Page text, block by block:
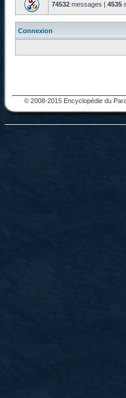
74532 messages | 4535
Connexion
© 2008-2015 Encyclopédie du